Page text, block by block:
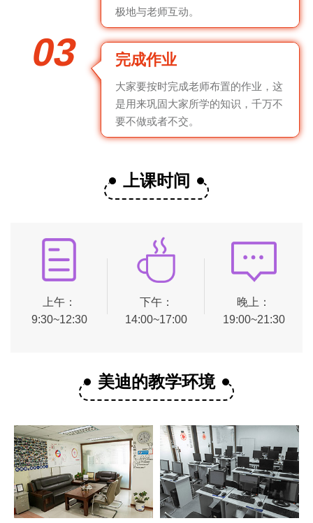
极地与老师互动。
03 完成作业
大家要按时完成老师布置的作业，这
是用来巩固大家所学的知识，千万不
要不做或者不交。
上课时间
上午：
9:30~12:30
下午：
14:00~17:00
晚上：
19:00~21:30
美迪的教学环境